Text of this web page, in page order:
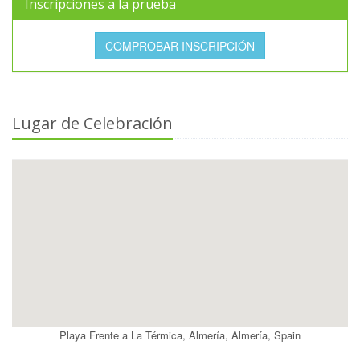
Inscripciones a la prueba
COMPROBAR INSCRIPCIÓN
Lugar de Celebración
Playa Frente a La Térmica, Almería, Almería, Spain